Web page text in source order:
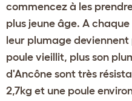
commencez à les
plus jeune âge. A
leur plumage deviennent
poule vieillit, plus son
d'Ancône sont très
2,7kg et une poule